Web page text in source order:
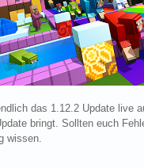
das 1.12.2 Update live
bringt. Sollten euch
wissen.